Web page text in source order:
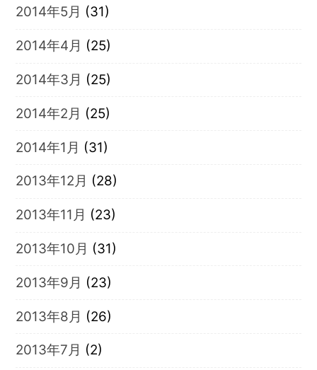
2014年5月 (31)
2014年4月 (25)
2014年3月 (25)
2014年2月 (25)
2014年1月 (31)
2013年12月 (28)
2013年11月 (23)
2013年10月 (31)
2013年9月 (23)
2013年8月 (26)
2013年7月 (2)